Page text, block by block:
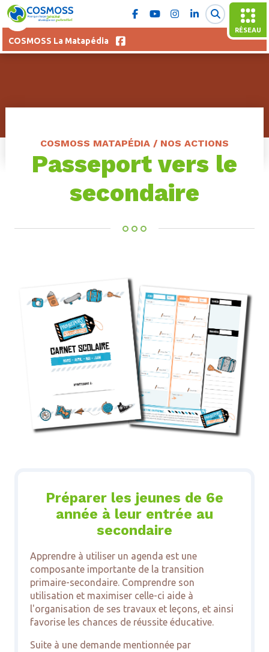
RÉSEAU
COSMOSS La Matapédia
COSMOSS MATAPÉDIA / NOS ACTIONS
Passeport vers le
secondaire
Préparer les jeunes de 6e
année à leur entrée au
secondaire
Apprendre à utiliser un agenda est une
composante importante de la transition
primaire-secondaire. Comprendre son
utilisation et maximiser celle-ci aide à
l'organisation de ses travaux et leçons, et ainsi
favorise les chances de réussite éducative.
Suite à une demande mentionnée par